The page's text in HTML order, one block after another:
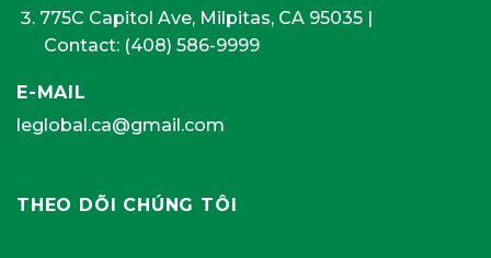
775C Capitol Ave, Milpitas, CA 95035|
Contact: (408) 586-9999
E-MAIL
leglobal.ca@gmail.com
THEO DÕI CHÚNG TÔI